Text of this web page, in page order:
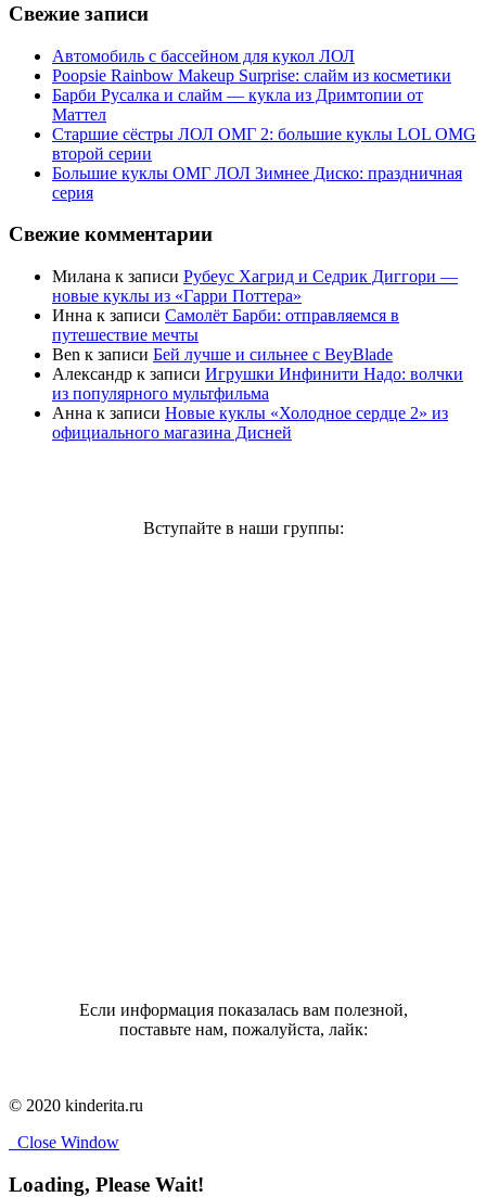
Свежие записи
Автомобиль с бассейном для кукол ЛОЛ
Poopsie Rainbow Makeup Surprise: слайм из косметики
Барби Русалка и слайм — кукла из Дримтопии от
Маттел
Старшие сёстры ЛОЛ ОМГ 2: большие куклы LOL OMG
второй серии
Большие куклы ОМГ ЛОЛ Зимнее Диско: праздничная
серия
Свежие комментарии
Милана к записи Рубеус Хагрид и Седрик Диггори —
новые куклы из «Гарри Поттера»
Инна к записи Самолёт Барби: отправляемся в
путешествие мечты
Ben к записи Бей лучше и сильнее с BeyBlade
Александр к записи Игрушки Инфинити Надо: волчки
из популярного мультфильма
Анна к записи Новые куклы «Холодное сердце 2» из
официального магазина Дисней
Вступайте в наши группы:
Если информация показалась вам полезной,
поставьте нам, пожалуйста, лайк:
© 2020 kinderita.ru
Close Window
Loading, Please Wait!